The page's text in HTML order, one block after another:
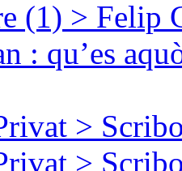
(1) > Felip
: qu’es
>
>